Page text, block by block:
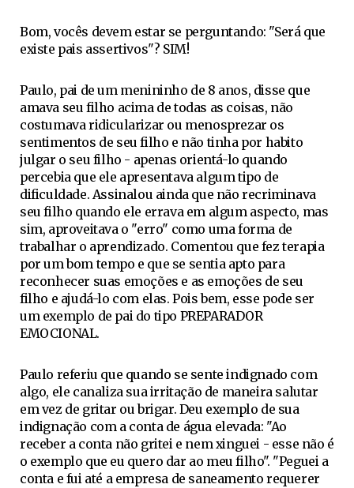
Bom, vocês devem estar se perguntando: "Será que
existe pais assertivos"? SIM!
Paulo, pai de um menininho de 8 anos, disse que
amava seu filho acima de todas as coisas, não
costumava ridicularizar ou menosprezar os
sentimentos de seu filho e não tinha por habito
julgar o seu filho - apenas orientá-lo quando
percebia que ele apresentava algum tipo de
dificuldade. Assinalou ainda que não recriminava
seu filho quando ele errava em algum aspecto, mas
sim, aproveitava o "erro" como uma forma de
trabalhar o aprendizado. Comentou que fez terapia
por um bom tempo e que se sentia apto para
reconhecer suas emoções e as emoções de seu
filho e ajudá-lo com elas. Pois bem, esse pode ser
um exemplo de pai do tipo PREPARADOR
EMOCIONAL.
Paulo referiu que quando se sente indignado com
algo, ele canaliza sua irritação de maneira salutar
em vez de gritar ou brigar. Deu exemplo de sua
indignação com a conta de água elevada: "Ao
receber a conta não gritei e nem xinguei - esse não é
o exemplo que eu quero dar ao meu filho". "Peguei a
conta e fui até a empresa de saneamento requerer